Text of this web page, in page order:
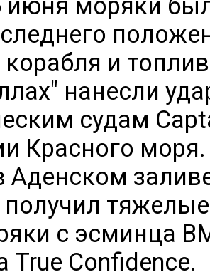
и
нанесли
судам
Красного
Аденском
с эсминца
True Confidence.